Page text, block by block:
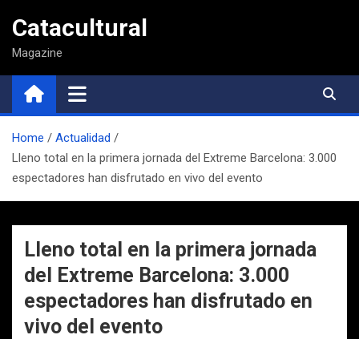
contenido
Catacultural
Magazine
Home
Actualidad
Lleno total en la primera jornada del Extreme Barcelona: 3.000
espectadores han disfrutado en vivo del evento
Lleno total en la primera jornada
del Extreme Barcelona: 3.000
espectadores han disfrutado en
vivo del evento